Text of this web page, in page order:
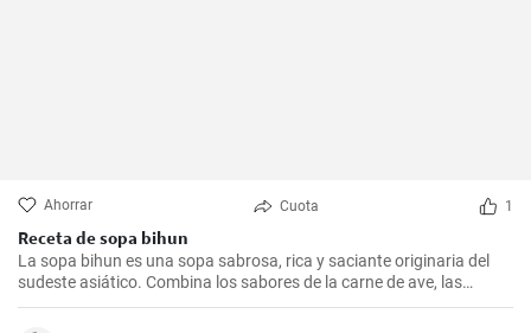
Ahorrar Cuota 1
Receta de sopa bihun
La sopa bihun es una sopa sabrosa, rica y saciante originaria del
sudeste asiático. Combina los sabores de la carne de ave, las
verduras y los fideos de arroz en una sola olla. En casa la